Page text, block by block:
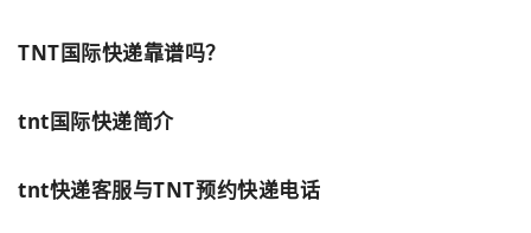
TNT国际快递靠谱吗？
tnt国际快递简介
tnt快递客服与TNT预约快递电话